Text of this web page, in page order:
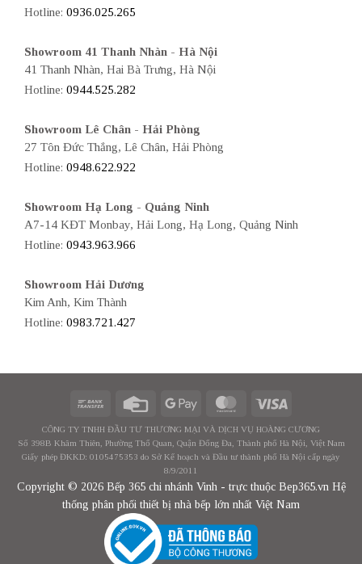
Hotline: 0936.025.265
Showroom 41 Thanh Nhàn - Hà Nội
41 Thanh Nhàn, Hai Bà Trưng, Hà Nội
Hotline: 0944.525.282
Showroom Lê Chân - Hải Phòng
27 Tôn Đức Thắng, Lê Chân, Hải Phòng
Hotline: 0948.622.922
Showroom Hạ Long - Quảng Ninh
A7-14 KĐT Monbay, Hải Long, Hạ Long, Quảng Ninh
Hotline: 0943.963.966
Showroom Hải Dương
Kim Anh, Kim Thành
Hotline: 0983.721.427
CÔNG TY TNHH ĐẦU TƯ THƯƠNG MẠI VÀ DỊCH VỤ HOÀNG CƯƠNG
Số 398B Khâm Thiên, Phường Thổ Quan, Quận Đống Đa, Thành phố Hà Nội, Việt Nam
Giấy phép ĐKKD: 0105475353 do Sở Kế hoạch và Đầu tư thành phố Hà Nội cấp ngày
8/9/2011
Copyright © 2026 Bếp 365 chi nhánh Vinh - trực thuộc Bep365.vn Hệ
thống phân phối thiết bị nhà bếp lớn nhất Việt Nam